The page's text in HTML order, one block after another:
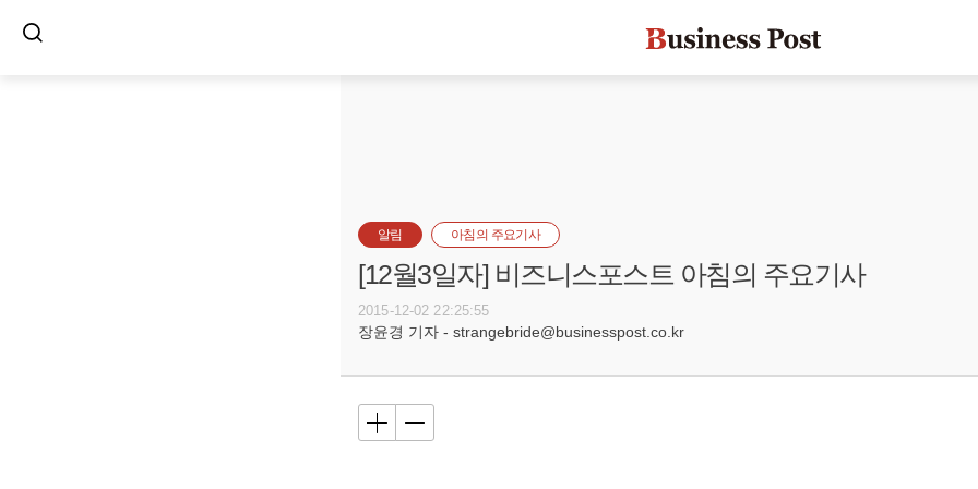
알림 아침의 주요기사
[12월3일자] 비즈니스포스트 아침의 주요기사
2015-12-02 22:25:55
장윤경 기자 - strangebride@businesspost.co.kr